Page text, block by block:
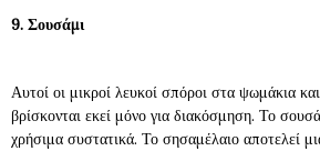
9. Σουσάμι
Αυτοί οι μικροί λευκοί σπόροι στα ψωμάκια
βρίσκονται εκεί μόνο για διακόσμηση. Το
χρήσιμα συστατικά. Το σησαμέλαιο αποτελεί